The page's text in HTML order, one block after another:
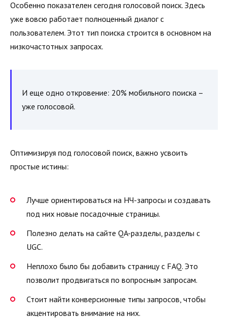
Особенно показателен сегодня голосовой поиск. Здесь
уже вовсю работает полноценный диалог с
пользователем. Этот тип поиска строится в основном на
низкочастотных запросах.
И еще одно откровение: 20% мобильного поиска –
уже голосовой.
Оптимизируя под голосовой поиск, важно усвоить
простые истины:
Лучше ориентироваться на НЧ-запросы и создавать
под них новые посадочные страницы.
Полезно делать на сайте QA-разделы, разделы с
UGC.
Неплохо было бы добавить страницу с FAQ. Это
позволит продвигаться по вопросным запросам.
Стоит найти конверсионные типы запросов, чтобы
акцентировать внимание на них.